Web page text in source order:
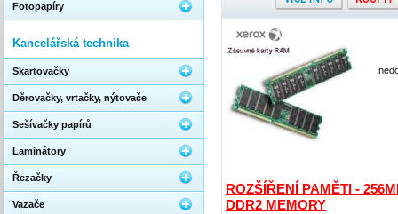
ROZŠÍŘENÍ PAMĚTI -
DDR2 MEMORY
Fotopapíry
Kancelářská technika
Skartovačky
Děrovačky, vrtačky, nýtovače
Sešívačky papírů
Laminátory
Řezačky
Vazače